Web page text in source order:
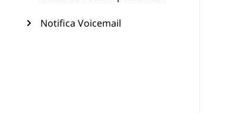
Notifica Voicemail